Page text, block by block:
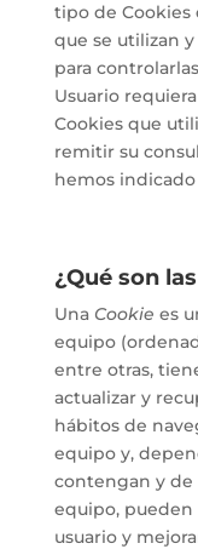
tipo de Cookies
que se utilizan
para
Usuario
Cookies que
remitir su
hemos
¿Qué son
Una Cookie es
equipo
entre otras,
actualizar y
hábitos de
equipo y,
contengan y de
equipo, pueden
usuario y